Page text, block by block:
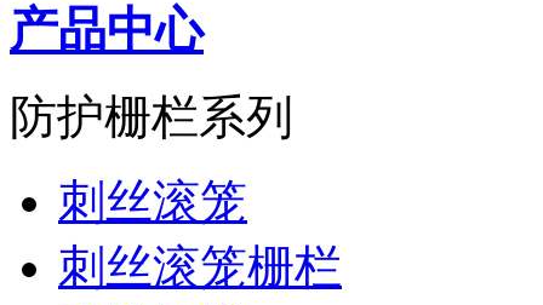
产品中心
防护栅栏系列
刺丝滚笼
刺丝滚笼栅栏